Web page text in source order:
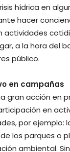
hídrica en
hacer
actividades
a la hora del
público.
en campañas
gran acción en
en
por ejemplo:
los parques o
ambiental.